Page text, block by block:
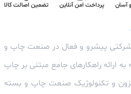
آسان پرداخت امن آنلاین تضمین اصالت کالا
شرکتی پیشرو و فعال در صنعت چاپ و
ارائه راهکارهای جامع مبتنی بر چاپ
و تکنولوژیک صنعت چاپ و بسته